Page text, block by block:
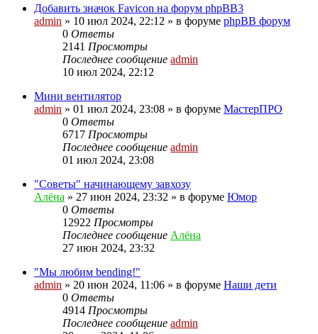
Добавить значок Favicon на форум phpBB3
admin » 10 июл 2024, 22:12 » в форуме phpBB форум
0 Ответы
2141 Просмотры
Последнее сообщение admin
10 июл 2024, 22:12
Мини вентилятор
admin » 01 июл 2024, 23:08 » в форуме МастерПРО
0 Ответы
6717 Просмотры
Последнее сообщение admin
01 июл 2024, 23:08
"Советы" начинающему завхозу
Алёна » 27 июн 2024, 23:32 » в форуме Юмор
0 Ответы
12922 Просмотры
Последнее сообщение Алёна
27 июн 2024, 23:32
"Мы любим bending!"
admin » 20 июн 2024, 11:06 » в форуме Наши дети
0 Ответы
4914 Просмотры
Последнее сообщение admin